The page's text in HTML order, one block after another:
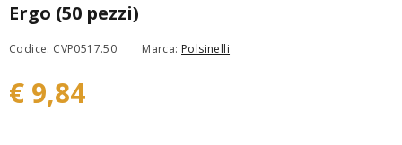
Ergo (50 pezzi)
Codice: CVP0517.50 Marca: Polsinelli
€ 9,84